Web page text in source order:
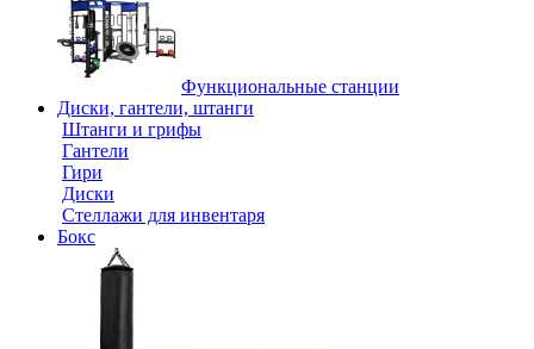
Функциональные станции
Диски, гантели, штанги
Штанги и грифы
Гантели
Гири
Диски
Стеллажи для инвентаря
Бокс